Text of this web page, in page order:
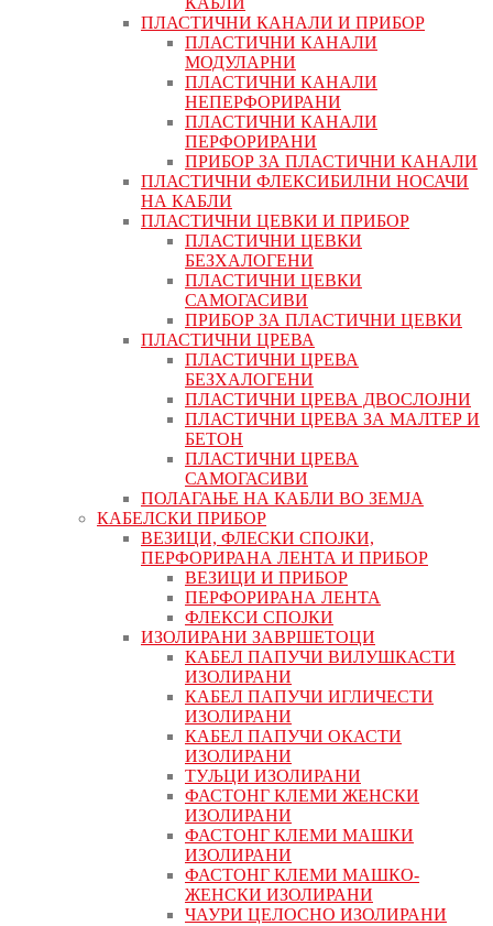
ПЛАСТИЧНИ КАНАЛИ И ПРИБОР
ПЛАСТИЧНИ КАНАЛИ
МОДУЛАРНИ
ПЛАСТИЧНИ КАНАЛИ
НЕПЕРФОРИРАНИ
ПЛАСТИЧНИ КАНАЛИ
ПЕРФОРИРАНИ
ПРИБОР ЗА ПЛАСТИЧНИ КАНАЛИ
ПЛАСТИЧНИ ФЛЕКСИБИЛНИ НОСАЧИ
НА КАБЛИ
ПЛАСТИЧНИ ЦЕВКИ И ПРИБОР
ПЛАСТИЧНИ ЦЕВКИ
БЕЗХАЛОГЕНИ
ПЛАСТИЧНИ ЦЕВКИ
САМОГАСИВИ
ПРИБОР ЗА ПЛАСТИЧНИ ЦЕВКИ
ПЛАСТИЧНИ ЦРЕВА
ПЛАСТИЧНИ ЦРЕВА
БЕЗХАЛОГЕНИ
ПЛАСТИЧНИ ЦРЕВА ДВОСЛОЈНИ
ПЛАСТИЧНИ ЦРЕВА ЗА МАЛТЕР И
БЕТОН
ПЛАСТИЧНИ ЦРЕВА
САМОГАСИВИ
ПОЛАГАЊЕ НА КАБЛИ ВО ЗЕМЈА
КАБЕЛСКИ ПРИБОР
ВЕЗИЦИ, ФЛЕСКИ СПОЈКИ,
ПЕРФОРИРАНА ЛЕНТА И ПРИБОР
ВЕЗИЦИ И ПРИБОР
ПЕРФОРИРАНА ЛЕНТА
ФЛЕКСИ СПОЈКИ
ИЗОЛИРАНИ ЗАВРШЕТОЦИ
КАБЕЛ ПАПУЧИ ВИЛУШКАСТИ
ИЗОЛИРАНИ
КАБЕЛ ПАПУЧИ ИГЛИЧЕСТИ
ИЗОЛИРАНИ
КАБЕЛ ПАПУЧИ ОКАСТИ
ИЗОЛИРАНИ
ТУЉЦИ ИЗОЛИРАНИ
ФАСТОНГ КЛЕМИ ЖЕНСКИ
ИЗОЛИРАНИ
ФАСТОНГ КЛЕМИ МАШКИ
ИЗОЛИРАНИ
ФАСТОНГ КЛЕМИ МАШКO-
ЖЕНСКИ ИЗОЛИРАНИ
ЧАУРИ ЦЕЛОСНО ИЗОЛИРАНИ